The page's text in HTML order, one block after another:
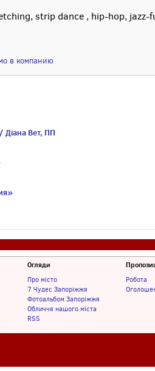
strip dance , hip-hop, jazz-
в компанию
Діана Вет, ПП
Огляди
Про місто
7 Чудес Запоріжжя
Фотоальбом Запоріжжя
Обличчя нашого міста
RSS
Робота